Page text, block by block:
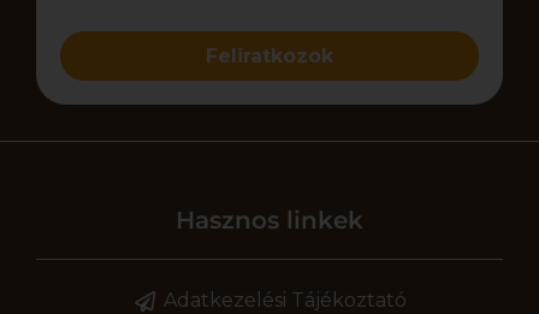
Feliratkozok
Hasznos linkek
Adatkezelési Tájékoztató